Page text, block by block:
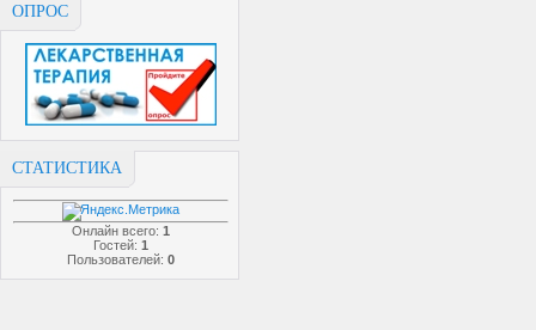
ОПРОС
СТАТИСТИКА
Онлайн всего: 1
Гостей: 1
Пользователей: 0